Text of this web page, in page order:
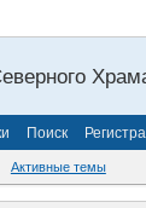
Поиск
Активные темы